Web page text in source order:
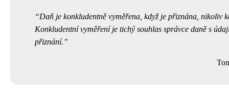
Daň je konkludentně vyměřena, když je přiznána, nikoliv
Konkludentní vyměření je tichý souhlas správce daně s
přiznání.